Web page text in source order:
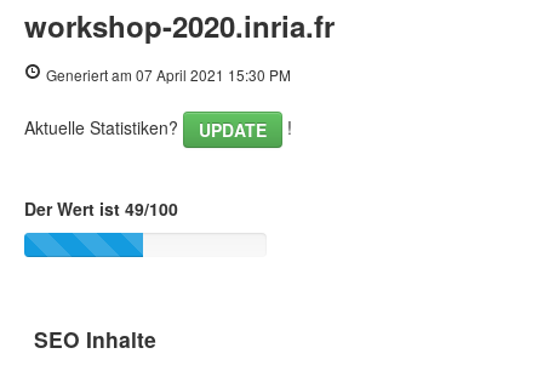
workshop-2020.inria.fr
Generiert am 07 April 2021 15:30 PM
Aktuelle Statistiken? UPDATE !
Der Wert ist 49/100
SEO Inhalte